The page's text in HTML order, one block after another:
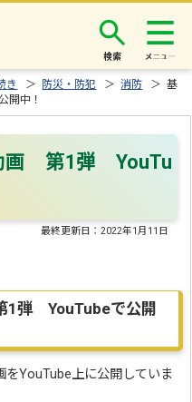
検索
き ＞ 防災・防犯 ＞消防 ＞ 基
中！
画 第1弾 YouTu
最終更新日：2022年1月11日
弾 YouTubeで公開
YouTube上に公開していま